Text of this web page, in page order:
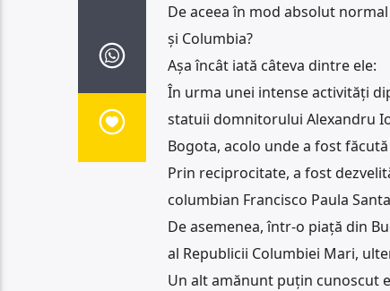
De aceea în mod absolut
și Columbia?
Așa încât iată câteva dintre ele:
În urma unei intense activități
statuii domnitorului Alexandru
Bogota, acolo unde a fost
Prin reciprocitate, a fost
columbian Francisco Paula
De asemenea, într-o piață din
al Republicii Columbiei Mari,
Un alt amănunt puțin cunoscut